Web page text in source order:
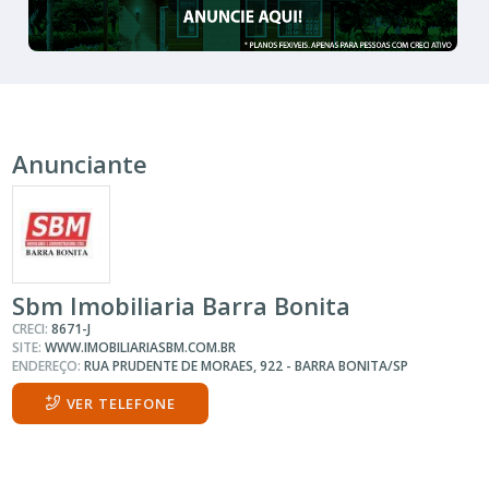
Anunciante
Sbm Imobiliaria Barra Bonita
CRECI:8671-J
SITE:WWW.IMOBILIARIASBM.COM.BR
ENDEREÇO:RUA PRUDENTE DE MORAES, 922 - BARRA BONITA/SP
VER TELEFONE